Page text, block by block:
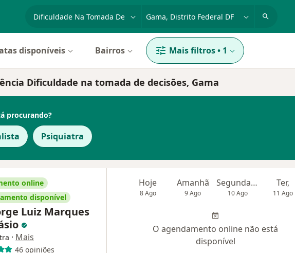
disponíveis Bairros Mais filtros• 1
Dificuldade na tomada de decisões, Gama
procurando?
Psiquiatra
online
disponível
Luiz Marques
· Mais
46 opiniões
Hoje
8 Ago
Amanhã
9 Ago
Segunda-feira
10 Ago
Ter,
11 Ago
O agendamento online não está
disponível